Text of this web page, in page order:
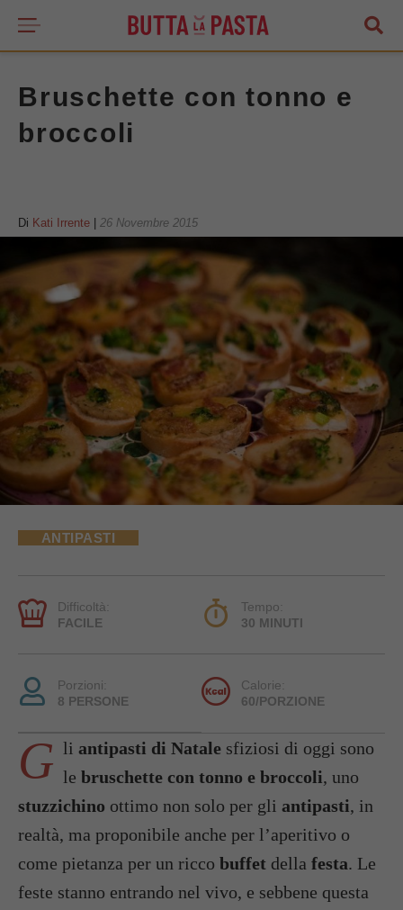
Bruschette con tonno e
broccoli
Di Kati Irrente 26 Novembre 2015
ANTIPASTI
Difficoltà:
FACILE
Tempo:
30 MINUTI
Porzioni:
8 PERSONE
Calorie:
60/PORZIONE
G li antipasti di Natale sfiziosi di oggi sono
le bruschette con tonno e broccoli, uno
stuzzichino ottimo non solo per gli antipasti, in
realtà, ma proponibile anche per l’aperitivo o
come pietanza per un ricco buffet della festa. Le
feste stanno entrando nel vivo, e sebbene questa